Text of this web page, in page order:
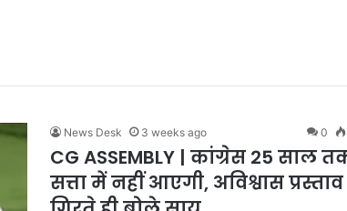
News Desk 3 weeks ago 0
CG ASSEMBLY | कांग्रेस 25 साल
सत्ता में नहीं आएगी, अविश्वास प्रस्ताव